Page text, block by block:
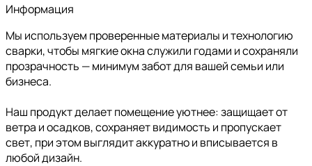
Информация
Мы используем проверенные материалы и технологию
сварки, чтобы мягкие окна служили годами и сохраняли
прозрачность — минимум забот для вашей семьи или
бизнеса.
Наш продукт делает помещение уютнее: защищает от
ветра и осадков, сохраняет видимость и пропускает
свет, при этом выглядит аккуратно и вписывается в
любой дизайн.